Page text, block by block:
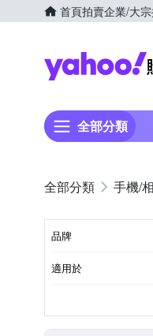
首頁拍賣企業/大
全部分類
手機/
品牌
適用於